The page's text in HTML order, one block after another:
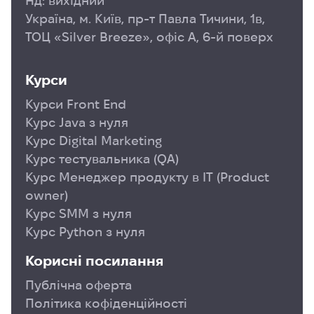
Україна, м. Київ, пр-т Павла Тичини, 1в,
ТОЦ «Silver Breeze», офіс А, 6-й поверх
Курси
Курси Front End
Курс Java з нуля
Курс Digital Marketing
Курс тестувальника (QA)
Курс Менеджер продукту в ІТ (Product
owner)
Курс SMM з нуля
Курс Python з нуля
Корисні посилання
Публічна оферта
Політика кофіденційності